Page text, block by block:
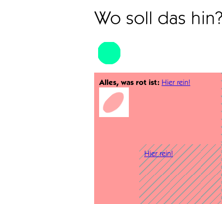
Wo soll das
Alles, was rot ist: Hier rein!
Hier rein!